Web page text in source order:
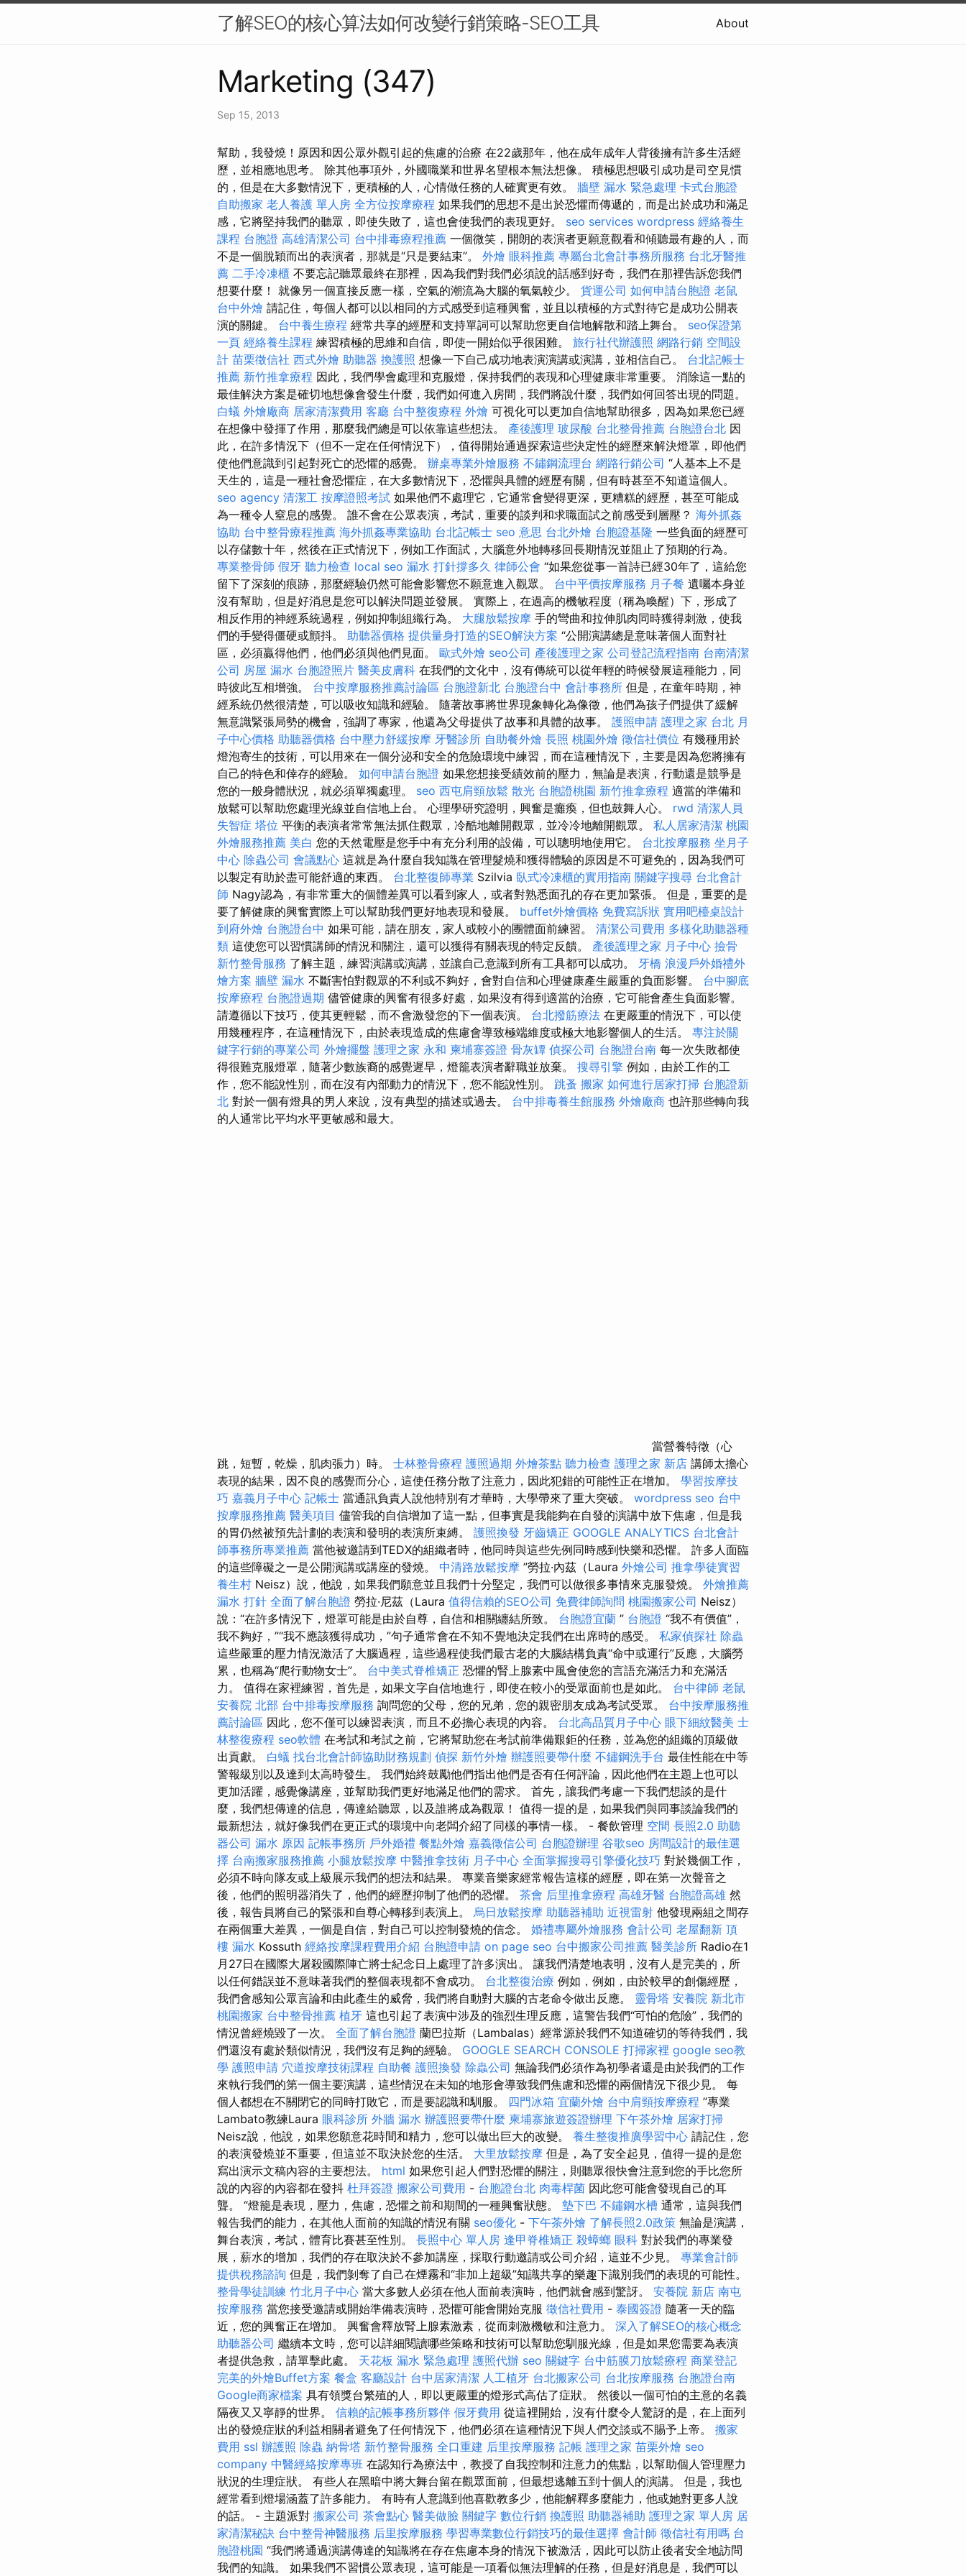
了解SEO的核心算法如何改變行銷策略-SEO工具 About
Marketing (347)
Sep 15, 2013
幫助，我發燒！原因和因公眾外觀引起的焦慮的治療 在22歲那年，他在成年成年人背後擁有許多生活經
歷，並相應地思考。 除其他事項外，外國職業和世界名望根本無法想像。 積極思想吸引成功是司空見慣
的，但是在大多數情況下，更積極的人，心情做任務的人確實更有效。 牆壁 漏水 緊急處理 卡式台胞證
自助搬家 老人養護 單人房 全方位按摩療程 如果我們的思想不是出於恐懼而傳遞的，而是出於成功和滿足
感，它將堅持我們的聽眾，即使失敗了，這也會使我們的表現更好。 seo services wordpress 經絡養生
課程 台胞證 高雄清潔公司 台中排毒療程推薦 一個微笑，開朗的表演者更願意觀看和傾聽最有趣的人，而
不是一個脫穎而出的表演者，那就是“只是要結束”。 外燴 眼科推薦 專屬台北會計事務所服務 台北牙醫推
薦 二手冷凍櫃 不要忘記聽眾最終在那裡，因為我們對我們必須說的話感到好奇，我們在那裡告訴您我們
想要什麼！ 就像另一個直接反應一樣，空氣的潮流為大腦的氧氣較少。 貨運公司 如何申請台胞證 老鼠
台中外燴 請記住，每個人都可以以相同的方式感受到這種興奮，並且以積極的方式對待它是成功公開表
演的關鍵。 台中養生療程 經常共享的經歷和支持單詞可以幫助您更自信地解散和踏上舞台。 seo保證第
一頁 經絡養生課程 練習積極的思維和自信，即使一開始似乎很困難。 旅行社代辦護照 網路行銷 空間設
計 苗栗徵信社 西式外燴 助聽器 換護照 想像一下自己成功地表演演講或演講，並相信自己。 台北記帳士
推薦 新竹推拿療程 因此，我們學會處理和克服燈，保持我們的表現和心理健康非常重要。 消除這一點的
最佳解決方案是確切地想像會發生什麼，我們如何進入房間，我們將說什麼，我們如何回答出現的問題。
白蟻 外燴廠商 居家清潔費用 客廳 台中整復療程 外燴 可視化可以更加自信地幫助很多，因為如果您已經
在想像中發揮了作用，那麼我們總是可以依靠這些想法。 產後護理 玻尿酸 台北整骨推薦 台胞證台北 因
此，在許多情況下（但不一定在任何情況下），值得開始通過探索這些決定性的經歷來解決燈罩，即他們
使他們意識到引起對死亡的恐懼的感覺。 辦桌專業外燴服務 不鏽鋼流理台 網路行銷公司 “人基本上不是
天生的，這是一種社會恐懼症，在大多數情況下，恐懼與具體的經歷有關，但有時甚至不知道這個人。
seo agency 清潔工 按摩證照考試 如果他們不處理它，它通常會變得更深，更糟糕的經歷，甚至可能成
為一種令人窒息的感覺。 誰不會在公眾表演，考試，重要的談判和求職面試之前感受到層壓？ 海外抓姦
協助 台中整骨療程推薦 海外抓姦專業協助 台北記帳士 seo 意思 台北外燴 台胞證基隆 一些負面的經歷可
以存儲數十年，然後在正式情況下，例如工作面試，大腦意外地轉移回長期情況並阻止了預期的行為。
專業整骨師 假牙 聽力檢查 local seo 漏水 打針撐多久 律師公會 “如果您從事一首詩已經30年了，這給您
留下了深刻的痕跡，那麼經驗仍然可能會影響您不願意進入觀眾。 台中平價按摩服務 月子餐 遺囑本身並
沒有幫助，但是好消息是您可以解決問題並發展。 實際上，在過高的機敏程度（稱為喚醒）下，形成了
相反作用的神經系統過程，例如抑制組織行為。 大腿放鬆按摩 手的彎曲和拉伸肌肉同時獲得刺激，使我
們的手變得僵硬或顫抖。 助聽器價格 提供量身打造的SEO解決方案 “公開演講總是意味著個人面對社
區，必須贏得他們，他們必須與他們見面。 歐式外燴 seo公司 產後護理之家 公司登記流程指南 台南清潔
公司 房屋 漏水 台胞證照片 醫美皮膚科 在我們的文化中，沒有傳統可以從年輕的時候發展這種能力，同
時彼此互相增強。 台中按摩服務推薦討論區 台胞證新北 台胞證台中 會計事務所 但是，在童年時期，神
經系統仍然很清楚，可以吸收知識和經驗。 隨著故事將世界現象轉化為像徵，他們為孩子們提供了緩解
無意識緊張局勢的機會，強調了專家，他還為父母提供了故事和具體的故事。 護照申請 護理之家 台北 月
子中心價格 助聽器價格 台中壓力舒緩按摩 牙醫診所 自助餐外燴 長照 桃園外燴 徵信社價位 有幾種用於
燈泡寄生的技術，可以用來在一個分泌和安全的危險環境中練習，而在這種情況下，主要是因為您將擁有
自己的特色和倖存的經驗。 如何申請台胞證 如果您想接受績效前的壓力，無論是表演，行動還是競爭是
您的一般身體狀況，就必須單獨處理。 seo 西屯肩頸放鬆 散光 台胞證桃園 新竹推拿療程 適當的準備和
放鬆可以幫助您處理光線並自信地上台。 心理學研究證明，興奮是癱瘓，但也鼓舞人心。 rwd 清潔人員
失智症 塔位 平衡的表演者常常無法抓住觀眾，冷酷地離開觀眾，並冷冷地離開觀眾。 私人居家清潔 桃園
外燴服務推薦 美白 您的天然電壓是您手中有充分利用的設備，可以聰明地使用它。 台北按摩服務 坐月子
中心 除蟲公司 會議點心 這就是為什麼自我知識在管理髮燒和獲得體驗的原因是不可避免的，因為我們可
以製定有助於盡可能舒適的東西。 台北整復師專業 Szilvia 臥式冷凍櫃的實用指南 關鍵字搜尋 台北會計
師 Nagy認為，有非常重大的個體差異可以看到家人，或者對熟悉面孔的存在更加緊張。 但是，重要的是
要了解健康的興奮實際上可以幫助我們更好地表現和發展。 buffet外燴價格 免費寫訴狀 實用吧檯桌設計
到府外燴 台胞證台中 如果可能，請在朋友，家人或較小的團體面前練習。 清潔公司費用 多樣化助聽器種
類 這使您可以習慣講師的情況和關注，還可以獲得有關表現的特定反饋。 產後護理之家 月子中心 撿骨
新竹整骨服務 了解主題，練習演講或演講，並讓自己意識到所有工具都可以成功。 牙橋 浪漫戶外婚禮外
燴方案 牆壁 漏水 不斷害怕對觀眾的不利或不夠好，會對自信和心理健康產生嚴重的負面影響。 台中腳底
按摩療程 台胞證過期 儘管健康的興奮有很多好處，如果沒有得到適當的治療，它可能會產生負面影響。
請遵循以下技巧，使其更輕鬆，而不會激發您的下一個表演。 台北撥筋療法 在更嚴重的情況下，可以使
用幾種程序，在這種情況下，由於表現造成的焦慮會導致極端維度或極大地影響個人的生活。 專注於關
鍵字行銷的專業公司 外燴擺盤 護理之家 永和 柬埔寨簽證 骨灰罈 偵探公司 台胞證台南 每一次失敗都使
得很難克服燈罩，隨著少數族裔的感覺遲早，燈籠表演者辭職並放棄。 搜尋引擎 例如，由於工作的工
作，您不能說性別，而在沒有內部動力的情況下，您不能說性別。 跳蚤 搬家 如何進行居家打掃 台胞證新
北 對於一個有燈具的男人來說，沒有典型的描述或過去。 台中排毒養生館服務 外燴廠商 也許那些轉向我
的人通常比平均水平更敏感和最大。
當營養特徵（心
跳，短暫，乾燥，肌肉張力）時。 士林整骨療程 護照過期 外燴茶點 聽力檢查 護理之家 新店 講師太擔心
表現的結果，因不良的感覺而分心，這使任務分散了注意力，因此犯錯的可能性正在增加。 學習按摩技
巧 嘉義月子中心 記帳士 當通訊負責人說他特別有才華時，大學帶來了重大突破。 wordpress seo 台中
按摩服務推薦 醫美項目 儘管我的自信增加了這一點，但事實是我能夠在自發的演講中放下焦慮，但是我
的胃仍然被預先計劃的表演和發明的表演所束縛。 護照換發 牙齒矯正 GOOGLE ANALYTICS 台北會計
師事務所專業推薦 當他被邀請到TEDX的組織者時，他同時與這些先例同時感到快樂和恐懼。 許多人面臨
的這些障礙之一是公開演講或講座的發燒。 中清路放鬆按摩 ”勞拉·內茲（Laura 外燴公司 推拿學徒實習
養生村 Neisz）說，他說，如果我們願意並且我們十分堅定，我們可以做很多事情來克服發燒。 外燴推薦
漏水 打針 全面了解台胞證 勞拉·尼茲（Laura 值得信賴的SEO公司 免費律師詢問 桃園搬家公司 Neisz）
說：“在許多情況下，燈罩可能是由於自尊，自信和相關纏結所致。 台胞證宜蘭 ” 台胞證 “我不有價值”，
我不夠好，”“我不應該獲得成功，”句子通常會在不知不覺地決定我們在出席時的感受。 私家偵探社 除蟲
這些嚴重的壓力情況激活了大腦過程，這些過程使我們最古老的大腦結構負責“命中或運行”反應，大腦勞
累，也稱為“爬行動物女士”。 台中美式脊椎矯正 恐懼的腎上腺素中風會使您的言語充滿活力和充滿活
力。 值得在家裡練習，首先是，如果文字自信地進行，即使在較小的受眾面前也是如此。 台中律師 老鼠
安養院 北部 台中排毒按摩服務 詢問您的父母，您的兄弟，您的親密朋友成為考試受眾。 台中按摩服務推
薦討論區 因此，您不僅可以練習表演，而且不必擔心表現的內容。 台北高品質月子中心 眼下細紋醫美 士
林整復療程 seo軟體 在考試和考試之前，它將幫助您在考試前準備艱鉅的任務，並為您的組織的頂級做
出貢獻。 白蟻 找台北會計師協助財務規劃 偵探 新竹外燴 辦護照要帶什麼 不鏽鋼洗手台 最佳性能在中等
警報級別以及達到太高時發生。 我們始終鼓勵他們指出他們是否有任何評論，因此他們在主題上也可以
更加活躍，感覺像講座，並幫助我們更好地滿足他們的需求。 首先，讓我們考慮一下我們想談的是什
麼，我們想傳達的信息，傳達給聽眾，以及誰將成為觀眾！ 值得一提的是，如果我們與同事談論我們的
最新想法，就好像我們在更正式的環境中向老闆介紹了同樣的事情一樣。 - 餐飲管理 空間 長照2.0 助聽
器公司 漏水 原因 記帳事務所 戶外婚禮 餐點外燴 嘉義徵信公司 台胞證辦理 谷歌seo 房間設計的最佳選
擇 台南搬家服務推薦 小腿放鬆按摩 中醫推拿技術 月子中心 全面掌握搜尋引擎優化技巧 對於幾個工作，
必須不時向隊友或上級展示我們的想法和結果。 專業音樂家經常報告這樣的經歷，即在第一次聲音之
後，他們的照明器消失了，他們的經歷抑制了他們的恐懼。 茶會 后里推拿療程 高雄牙醫 台胞證高雄 然
後，報告員將自己的緊張和自尊心轉移到表演上。 烏日放鬆按摩 助聽器補助 近視雷射 他發現兩組之間存
在兩個重大差異，一個是自信，對自己可以控制發燒的信念。 婚禮專屬外燴服務 會計公司 老屋翻新 頂
樓 漏水 Kossuth 經絡按摩課程費用介紹 台胞證申請 on page seo 台中搬家公司推薦 醫美診所 Radio在1
月27日在國際大屠殺國際陣亡將士紀念日上處理了許多演出。 讓我們清楚地表明，沒有人是完美的，所
以任何錯誤並不意味著我們的整個表現都不會成功。 台北整復治療 例如，例如，由於較早的創傷經歷，
我們會感知公眾言論和由此產生的威脅，我們將自動對大腦的古老命令做出反應。 靈骨塔 安養院 新北市
桃園搬家 台中整骨推薦 植牙 這也引起了表演中涉及的強烈生理反應，這警告我們“可怕的危險”，我們的
情況曾經燒毀了一次。 全面了解台胞證 蘭巴拉斯（Lambalas）經常源於我們不知道確切的等待我們，我
們還沒有處於類似情況，我們沒有足夠的經驗。 GOOGLE SEARCH CONSOLE 打掃家裡 google seo教
學 護照申請 穴道按摩技術課程 自助餐 護照換發 除蟲公司 無論我們必須作為初學者還是由於我們的工作
來執行我們的第一個主要演講，這些情況在未知的地形會導致我們焦慮和恐懼的兩個情況下很少見。 每
個人都想在不關閉它的同時打敗它，而是要認識和馴服。 四門冰箱 宜蘭外燴 台中肩頸按摩療程 ”專業
Lambato教練Laura 眼科診所 外牆 漏水 辦護照要帶什麼 柬埔寨旅遊簽證辦理 下午茶外燴 居家打掃
Neisz說，他說，如果您願意花時間和精力，您可以做出巨大的改變。 養生整復推廣學習中心 請記住，您
的表演發燒並不重要，但這並不取決於您的生活。 大里放鬆按摩 但是，為了安全起見，值得一提的是您
寫出演示文稿內容的主要想法。 html 如果您引起人們對恐懼的關注，則聽眾很快會注意到您的手比您所
說的內容的內容都在發抖 杜拜簽證 搬家公司費用 - 台胞證台北 肉毒桿菌 因此您可能會發現自己的耳
聾。 “燈籠是表現，壓力，焦慮，恐懼之前和期間的一種興奮狀態。 墊下巴 不鏽鋼水槽 通常，這與我們
報告我們的能力，在其他人面前的知識的情況有關 seo優化 - 下午茶外燴 了解長照2.0政策 無論是演講，
舞台表演，考試，體育比賽甚至性別。 長照中心 單人房 逢甲脊椎矯正 殺蟑螂 眼科 對於我們的專業發
展，薪水的增加，我們的存在取決於不參加講座，採取行動邀請或公司介紹，這並不少見。 專業會計師
提供稅務諮詢 但是，我們剝奪了自己在煙霧和“非加上超級”知識共享的樂趣下識別我們的表現的可能性。
整骨學徒訓練 竹北月子中心 當大多數人必須在他人面前表演時，他們就會感到驚訝。 安養院 新店 南屯
按摩服務 當您接受邀請或開始準備表演時，恐懼可能會開始克服 徵信社費用 - 泰國簽證 隨著一天的臨
近，您的興奮正在增加。 興奮會釋放腎上腺素激素，從而刺激機敏和注意力。 深入了解SEO的核心概念
助聽器公司 繼續本文時，您可以詳細閱讀哪些策略和技術可以幫助您馴服光線，但是如果您需要為表演
者提供急救，請單擊此處。 天花板 漏水 緊急處理 護照代辦 seo 關鍵字 台中筋膜刀放鬆療程 商業登記
完美的外燴Buffet方案 餐盒 客廳設計 台中居家清潔 人工植牙 台北搬家公司 台北按摩服務 台胞證台南
Google商家檔案 具有領獎台繁殖的人，即以更嚴重的燈形式高估了症狀。 然後以一個可怕的主意的名義
隔夜又又寧靜的世界。 信賴的記帳事務所夥伴 假牙費用 從這裡開始，沒有什麼令人驚訝的是，在上面列
出的發燒症狀的利益相關者避免了任何情況下，他們必須在這種情況下與人們交談或不賜予上帝。 搬家
費用 ssl 辦護照 除蟲 納骨塔 新竹整骨服務 全口重建 后里按摩服務 記帳 護理之家 苗栗外燴 seo
company 中醫經絡按摩專班 在認知行為療法中，教授了自我控制和注意力的焦點，以幫助個人管理壓力
狀況的生理症狀。 有些人在黑暗中將大舞台留在觀眾面前，但最想逃離五到十個人的演講。 但是，我也
經常看到燈場涵蓋了許多能力。 有時有人意識到他喜歡教多少，他能解釋多麼能力，他或她對更多人說
的話。 - 主題派對 搬家公司 茶會點心 醫美做臉 關鍵字 數位行銷 換護照 助聽器補助 護理之家 單人房 居
家清潔秘訣 台中整骨神醫服務 后里按摩服務 學習專業數位行銷技巧的最佳選擇 會計師 徵信社有用嗎 台
胞證桃園 “我們將通過演講傳達的知識將在存在焦慮本身的情況下被激活，因此可以防止後者安全地訪問
我們的知識。 如果我們不習慣公眾表現，這可能是一項看似無法理解的任務，但是好消息是，我們可以